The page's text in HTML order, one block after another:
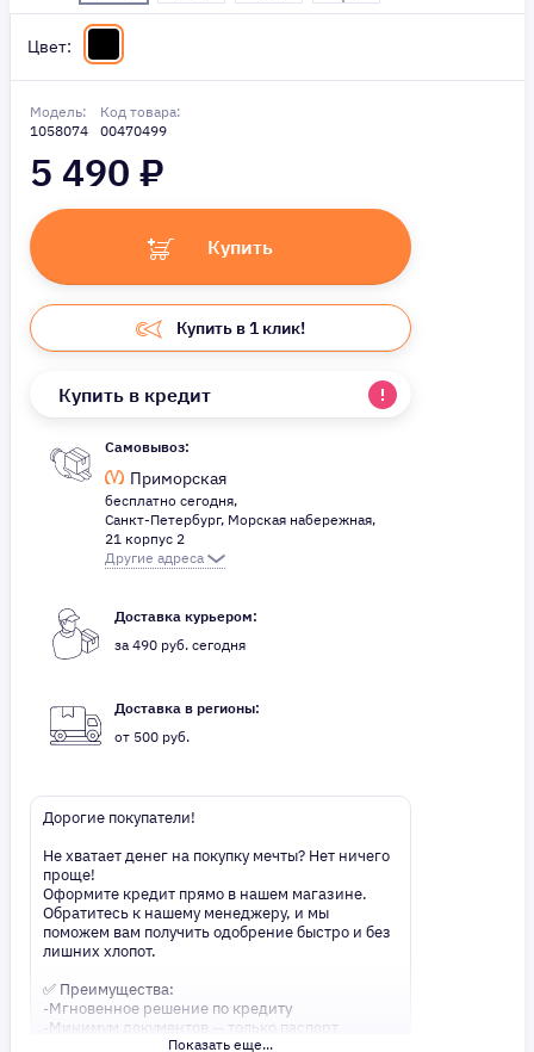
Цвет:
Модель:
1058074
Код товара:
00470499
5 490 ₽
Купить
Купить в 1 клик!
Купить в кредит
Самовывоз:
Приморская
бесплатно сегодня,
Санкт-Петербург, Морская набережная,
21 корпус 2
Другие адреса
Доставка курьером:
за 490 руб. сегодня
Доставка в регионы:
от 500 руб.
Дорогие покупатели!
Не хватает денег на покупку мечты? Нет ничего
проще!
Оформите кредит прямо в нашем магазине.
Обратитесь к нашему менеджеру, и мы
поможем вам получить одобрение быстро и без
лишних хлопот.
✅ Преимущества:
-Мгновенное решение по кредиту
-Минимум документов — только паспорт
-Удобные сроки и низкие процентные ставки
Показать еще...